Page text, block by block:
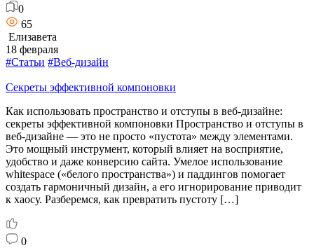
0
65
Елизавета
18 февраля
#Статьи #Веб-дизайн
Секреты эффективной компоновки
Как использовать пространство и отступы в веб-дизайне:
секреты эффективной компоновки Пространство и отступы в
веб-дизайне — это не просто «пустота» между элементами.
Это мощный инструмент, который влияет на восприятие,
удобство и даже конверсию сайта. Умелое использование
whitespace («белого пространства») и паддингов помогает
создать гармоничный дизайн, а его игнорирование приводит
к хаосу. Разберемся, как превратить пустоту […]
0